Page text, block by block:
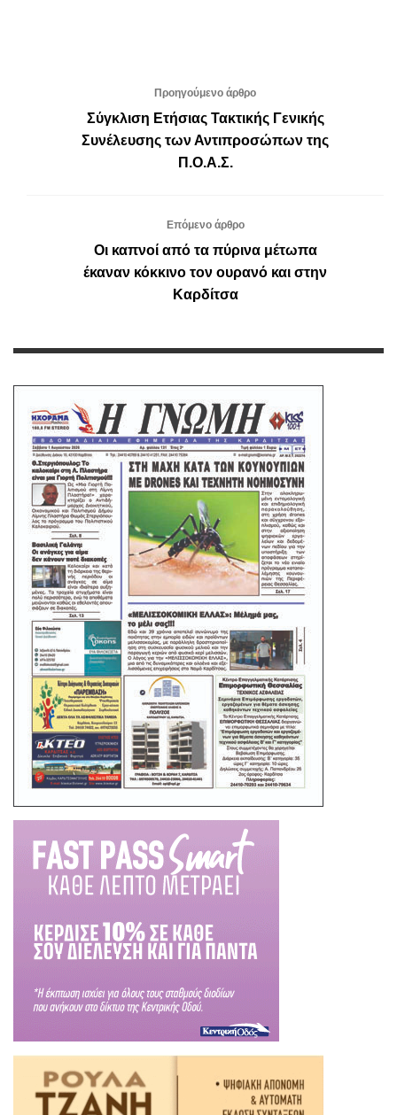
Προηγούμενο άρθρο
Σύγκλιση Ετήσιας Τακτικής Γενικής
Συνέλευσης των Αντιπροσώπων της
Π.Ο.Α.Σ.
Επόμενο άρθρο
Οι καπνοί από τα πύρινα μέτωπα
έκαναν κόκκινο τον ουρανό και στην
Καρδίτσα